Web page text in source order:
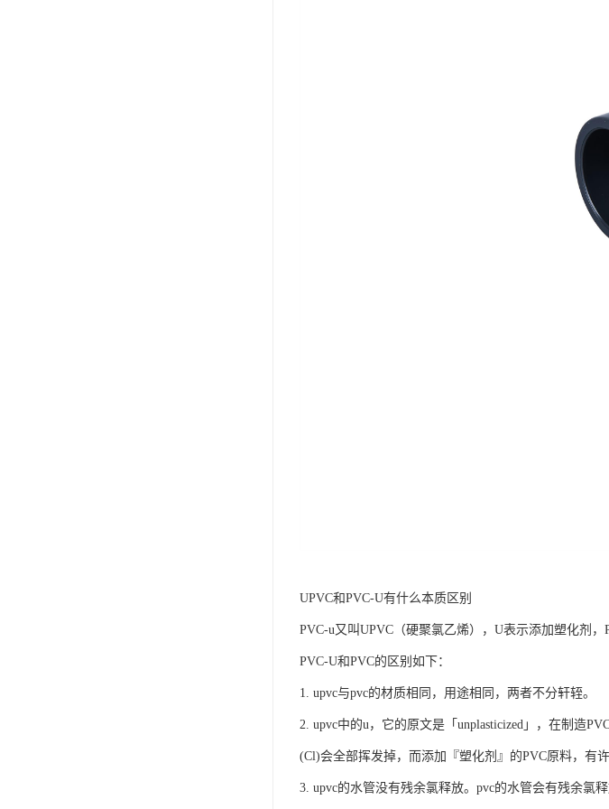
UPVC和PVC-U有什么本质区别
PVC-u又叫UPVC（硬聚氯乙烯），U表示添加塑化剂
PVC-U和PVC的区别如下：
1. upvc与pvc的材质相同，用途相同，两者不分轩轾。
2. upvc中的u，它的原文是「unplasticized」，在制造
(Cl)会全部挥发掉，而添加『塑化剂』的PVC原料，有
3. upvc的水管没有残余氯释放。pvc的水管会有残余氯释